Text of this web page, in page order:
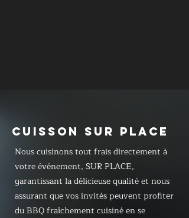
CUISSON SUR PLACE
Nous cuisinons tout frais directement à
votre événement, SUR PLACE,
garantissant la délicieuse qualité et nous
assurant que vos invités peuvent profiter
du BBQ fraîchement cuisiné en se